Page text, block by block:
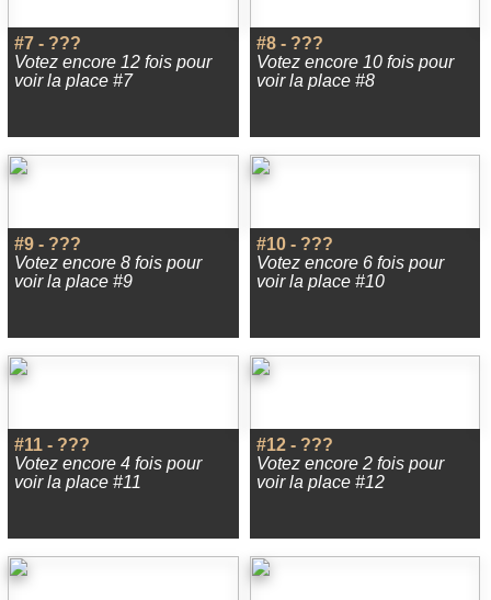
#7 - ???
Votez encore 12 fois pour
voir la place #7
#8 - ???
Votez encore 10 fois pour
voir la place #8
#9 - ???
Votez encore 8 fois pour
voir la place #9
#10 - ???
Votez encore 6 fois pour
voir la place #10
#11 - ???
Votez encore 4 fois pour
voir la place #11
#12 - ???
Votez encore 2 fois pour
voir la place #12